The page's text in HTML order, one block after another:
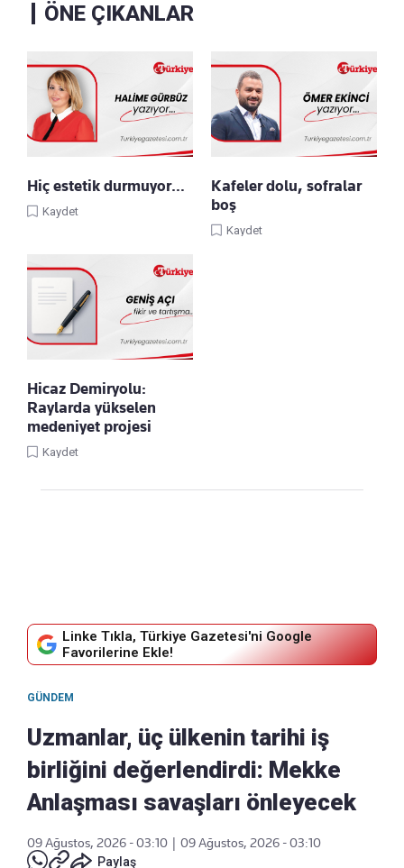
ÖNE ÇIKANLAR
Hiç estetik durmuyor…
Kaydet
Kafeler dolu, sofralar
boş
Kaydet
Hicaz Demiryolu:
Raylarda yükselen
medeniyet projesi
Kaydet
Linke Tıkla, Türkiye Gazetesi'ni Google
Favorilerine Ekle!
GÜNDEM
Uzmanlar, üç ülkenin tarihi iş
birliğini değerlendirdi: Mekke
Anlaşması savaşları önleyecek
09 Ağustos, 2026 - 03:10
09 Ağustos, 2026 - 03:10
Paylaş